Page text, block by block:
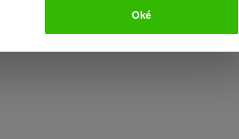
Oké
etc. Hiervoor geldt: hoe
kleiner het risico op het